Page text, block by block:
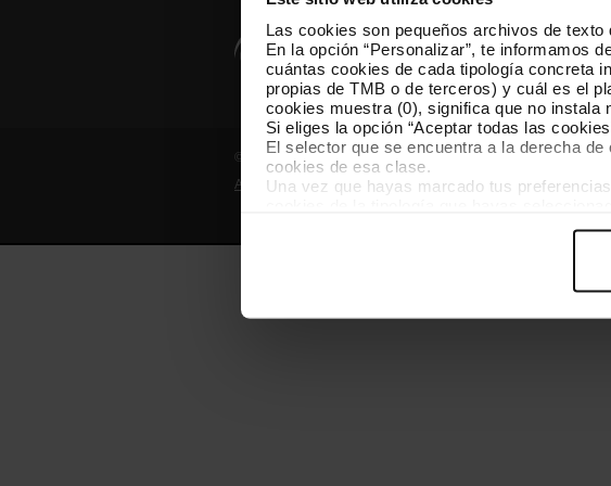
Las cookies son pequeños archivos de
En la opción “Personalizar”, te informamos
cuántas cookies de cada tipología concreta
propias de TMB o de terceros) y cuál es el
cookies muestra (0), significa que no instala
Si eliges la opción “Aceptar todas las
El selector que se encuentra a la derecha
cookies de esa clase.
Una vez que hayas marcado tus
personalización, porque permiten recordar
Las cookies necesarias son
“Gestor de cookies”, que encontrarás en el
Conócenos
© Grupo TMB - Todos los derechos reservados
Aviso legal
Política de privacidad Política de cookies